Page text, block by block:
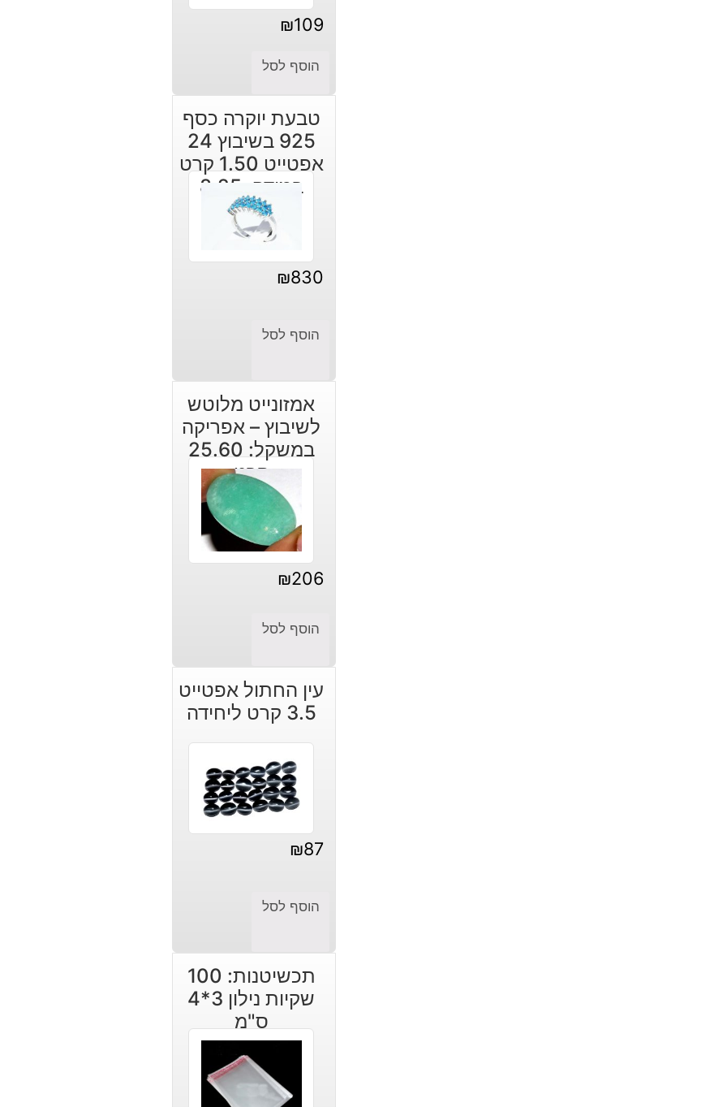
₪109
הוסף לסל
טבעת יוקרה כסף
925 בשיבוץ 24
אפטייט 1.50 קרט
במידה: 8.25
₪830
הוסף לסל
אמזונייט מלוטש
לשיבוץ – אפריקה
במשקל: 25.60
קרט
₪206
הוסף לסל
עין החתול אפטייט
3.5 קרט ליחידה
₪87
הוסף לסל
תכשיטנות: 100
שקיות נילון 3*4
ס"מ